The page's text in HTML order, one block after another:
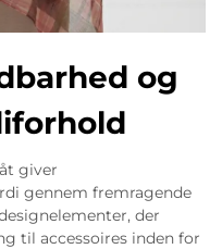
og
giver
gennem fremragende
der
til accessoires inden for